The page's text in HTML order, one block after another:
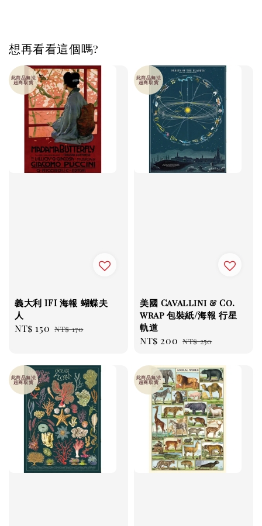
想再看看這個嗎?
此商品無法
超商取貨
義大利 IFI 海報 蝴蝶夫
人
Sale
NT$ 150 Regular
NT$ 170
此商品無法
超商取貨
美國 Cavallini & Co.
wrap 包裝紙/海報 行星
軌道
Sale
NT$ 200 Regular
NT$ 250
此商品無法
超商取貨
此商品無法
超商取貨